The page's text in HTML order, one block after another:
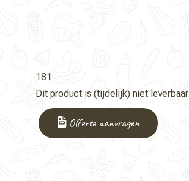
181
Dit product is (tijdelijk) niet leverbaar
Offerte aanvragen